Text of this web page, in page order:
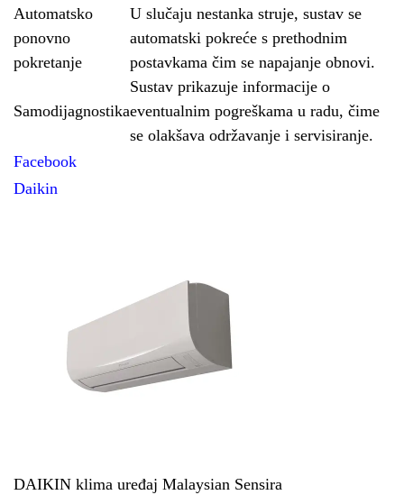
Automatsko
ponovno
pokretanje
U slučaju nestanka struje, sustav se
automatski pokreće s prethodnim
postavkama čim se napajanje obnovi.
Samodijagnostika
Sustav prikazuje informacije o
eventualnim pogreškama u radu, čime
se olakšava održavanje i servisiranje.
Facebook
Daikin
DAIKIN klima uređaj Malaysian Sensira